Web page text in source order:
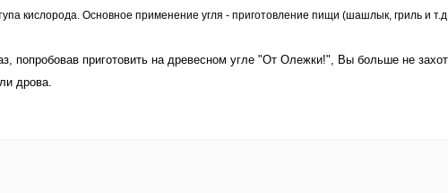
кислорода. Основное применение угля - приготовление пищи (шашлык, гриль и
попробовав приготовить на древесном угле "От Олежки!", Вы больше не
дрова.